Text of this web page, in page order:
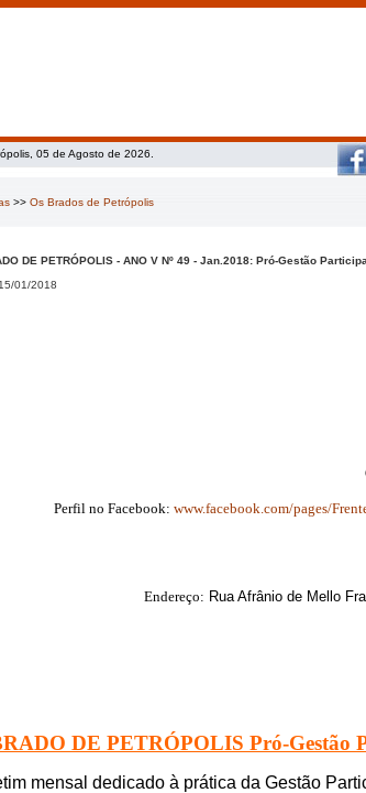
05 de Agosto de 2026.
>> Os Brados de Petrópolis
DE PETRÓPOLIS - ANO V Nº 49 - Jan.2018: Pró-Gestão
15/01/2018
Perfil no Facebook: www.facebook.com/pages/
Endereço: Rua Afrânio de Mello
DE PETRÓPOLIS Pró-Gestão
mensal dedicado à prática da Gestão